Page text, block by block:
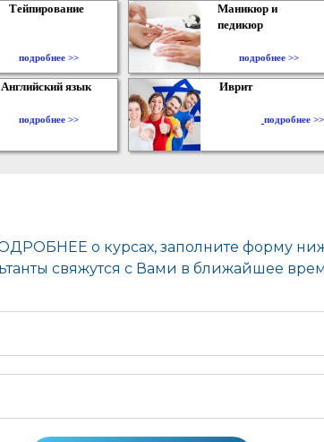
Тейпирование
подробнее >>
Маникюр и
педикюр
подробнее >>
Английский язык
подробнее >>
Иврит
подробнее >>